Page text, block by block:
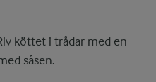
köttet i trådar med en
såsen.